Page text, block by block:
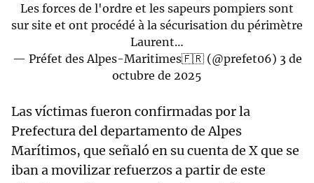
Les forces de l'ordre et les sapeurs pompiers sont
sur site et ont procédé à la sécurisation du périmètre
Laurent…
— Préfet des Alpes-Maritimes🇫🇷 (@prefet06) 3 de
octubre de 2025
Las víctimas fueron confirmadas por la
Prefectura del departamento de Alpes
Marítimos, que señaló en su cuenta de X que se
iban a movilizar refuerzos a partir de este